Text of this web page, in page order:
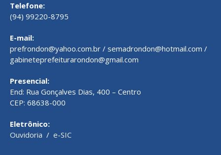
Telefone:
(94) 99220-8795
E-mail:
prefrondon@yahoo.com.br / semadrondon@hotmail.com /
gabineteprefeiturarondon@gmail.com
Presencial:
End: Rua Gonçalves Dias, 400 – Centro
CEP: 68638-000
Eletrônico:
Ouvidoria / e-SIC